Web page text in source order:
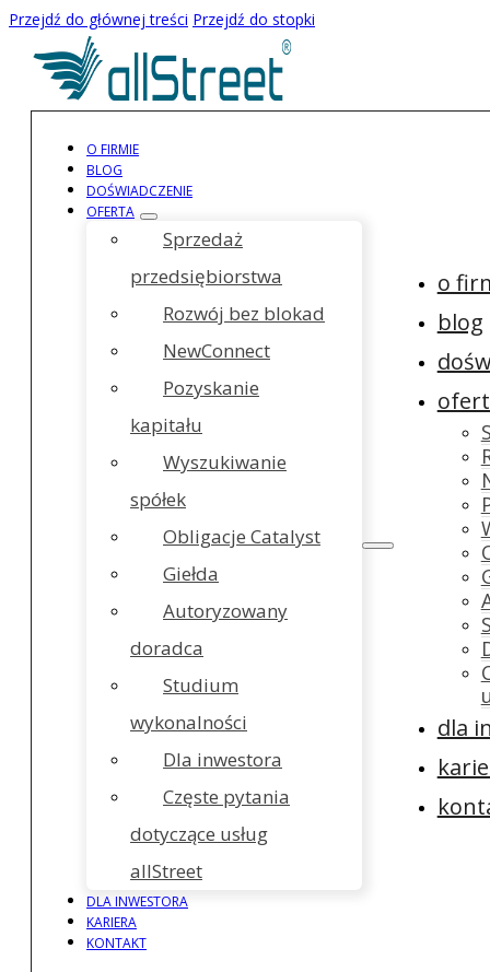
Przejdź do głównej treści Przejdź do stopki
O FIRMIE
BLOG
DOŚWIADCZENIE
OFERTA
Sprzedaż
przedsiębiorstwa
Rozwój bez blokad
NewConnect
Pozyskanie
kapitału
Wyszukiwanie
spółek
Obligacje Catalyst
Giełda
Autoryzowany
doradca
Studium
wykonalności
Dla inwestora
Częste pytania
dotyczące usług
allStreet
DLA INWESTORA
KARIERA
KONTAKT
o
blog
dla